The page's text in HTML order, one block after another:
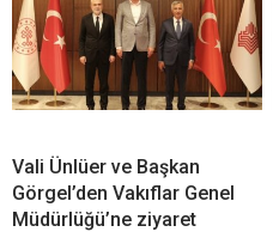
Vali Ünlüer ve Başkan
Görgel’den Vakıflar Genel
Müdürlüğü’ne ziyaret